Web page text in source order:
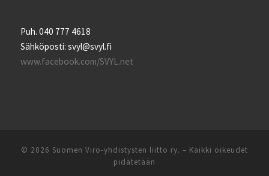
Puh. 040 777 4618
Sähköposti: svyl@svyl.fi
www.facebook.com/SVYL.net
© 2026 Suomen Viro-yhdistysten liitto ry. – Kaikki oikeudet
pidätetään